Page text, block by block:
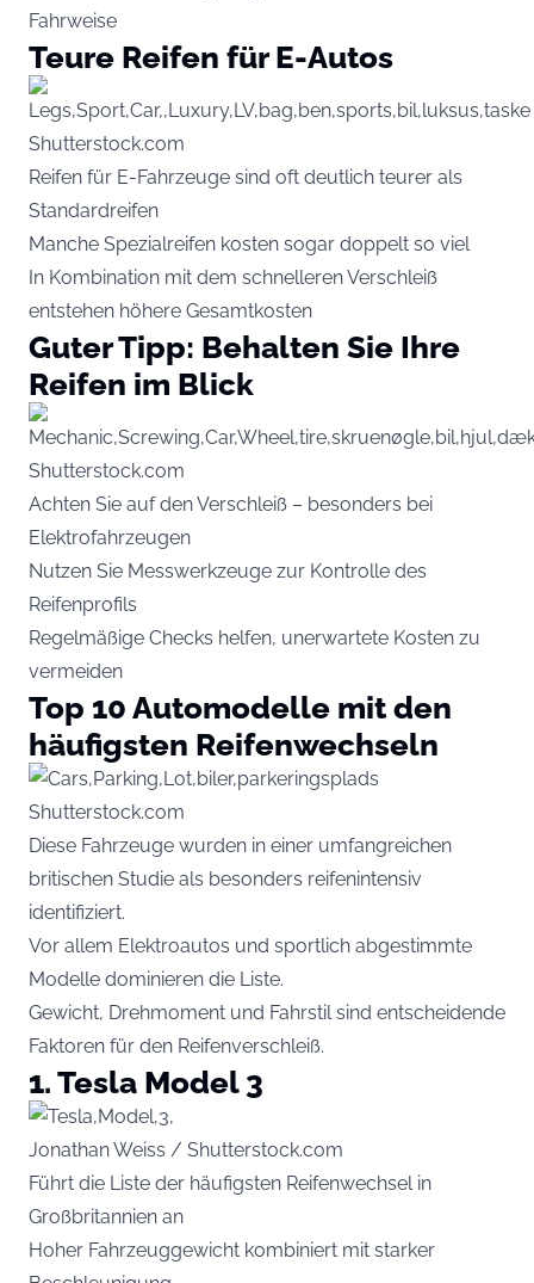
Fahrweise
Teure Reifen für E-Autos
Shutterstock.com
Reifen für E-Fahrzeuge sind oft deutlich teurer als
Standardreifen
Manche Spezialreifen kosten sogar doppelt so viel
In Kombination mit dem schnelleren Verschleiß
entstehen höhere Gesamtkosten
Guter Tipp: Behalten Sie Ihre
Reifen im Blick
Shutterstock.com
Achten Sie auf den Verschleiß – besonders bei
Elektrofahrzeugen
Nutzen Sie Messwerkzeuge zur Kontrolle des
Reifenprofils
Regelmäßige Checks helfen, unerwartete Kosten zu
vermeiden
Top 10 Automodelle mit den
häufigsten Reifenwechseln
Shutterstock.com
Diese Fahrzeuge wurden in einer umfangreichen
britischen Studie als besonders reifenintensiv
identifiziert.
Vor allem Elektroautos und sportlich abgestimmte
Modelle dominieren die Liste.
Gewicht, Drehmoment und Fahrstil sind entscheidende
Faktoren für den Reifenverschleiß.
1. Tesla Model 3
Jonathan Weiss / Shutterstock.com
Führt die Liste der häufigsten Reifenwechsel in
Großbritannien an
Hoher Fahrzeuggewicht kombiniert mit starker